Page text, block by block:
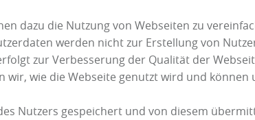
dazu die Nutzung von Webseiten zu
werden nicht zur Erstellung von
zur Verbesserung der Qualität der
wir, wie die Webseite genutzt wird und
Nutzers gespeichert und von diesem